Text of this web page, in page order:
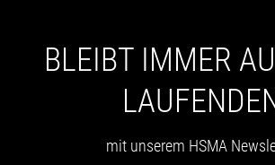
BLEIBT IMMER
mit unserem HSMA